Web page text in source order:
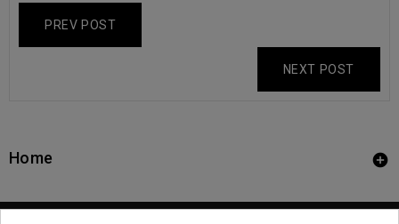
PREV POST
NEXT POST
Home 